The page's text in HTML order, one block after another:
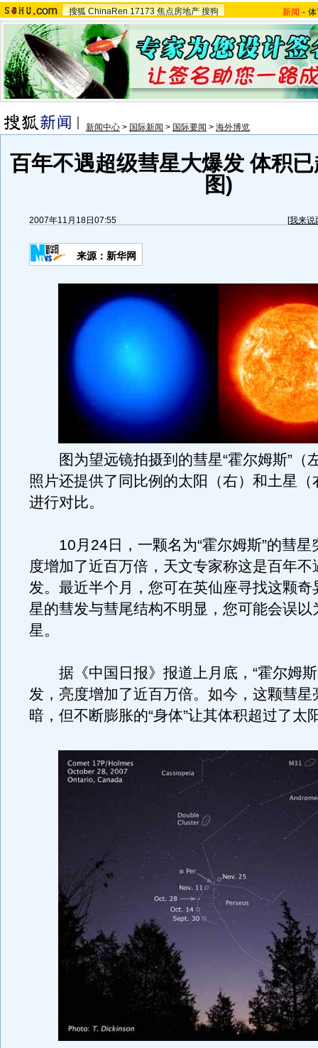
搜狐 ChinaRen 17173 焦点房地产 搜狗 新闻 -
新闻中心 > 国际新闻 > 国际要闻 > 海外博览
百年不遇超级彗星大爆发 体积
图)
2007年11月18日07:55 [我来说
来源：新华网
图为望远镜拍摄到的彗星“霍尔姆斯”（
照片还提供了同比例的太阳（右）和土星（
进行对比。
10月24日，一颗名为“霍尔姆斯”的彗星
度增加了近百万倍，天文专家称这是百年不
发。最近半个月，您可在英仙座寻找这颗奇
星的彗发与彗尾结构不明显，您可能会误以
星。
据《中国日报》报道上月底，“霍尔姆斯
发，亮度增加了近百万倍。如今，这颗彗星
暗，但不断膨胀的“身体”让其体积超过了太